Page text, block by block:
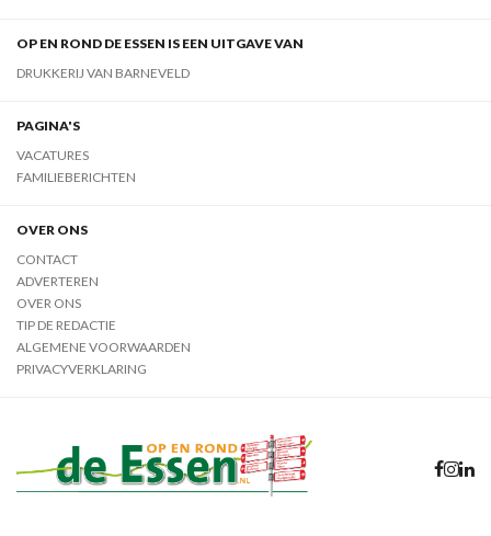
OP EN ROND DE ESSEN IS EEN UITGAVE VAN
DRUKKERIJ VAN BARNEVELD
PAGINA'S
VACATURES
FAMILIEBERICHTEN
OVER ONS
CONTACT
ADVERTEREN
OVER ONS
TIP DE REDACTIE
ALGEMENE VOORWAARDEN
PRIVACYVERKLARING